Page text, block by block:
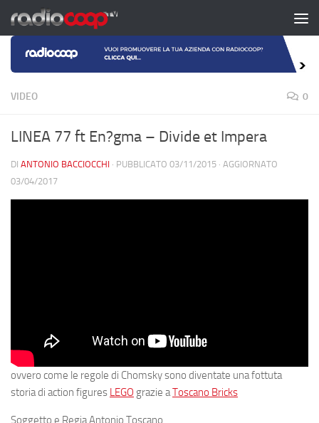
Salta al contenuto
VIDEO 0
LINEA 77 ft En?gma – Divide et Impera
DI ANTONIO BACCIOCCHI · PUBBLICATO 03/11/2015 · AGGIORNATO
03/04/2017
ovvero come le regole di Chomsky sono diventate una fottuta
storia di action figures LEGO grazie aToscano Bricks
Soggetto e Regia Antonio Toscano